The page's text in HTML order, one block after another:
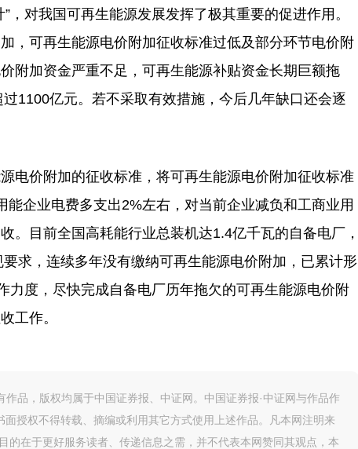
，对我国可再生能源发展发挥了极其重要的促进作用。
，可再生能源电价附加征收标准过低及部分环节电价附
附加资金严重不足，可再生能源补贴资金长期巨额拖
1100亿元。若不采取有效措施，今后几年缺口还会逐
价附加的征收标准，将可再生能源电价附加征收标准
企业电费多支出2%左右，对当前企业减负和工商业用
。目前全国高耗能行业总装机达1.4亿千瓦的自备电厂，
求，连续多年没有缴纳可再生能源电价附加，已累计形
力度，尽快完成自备电厂历年拖欠的可再生能源电价附
工作。
品，版权均属于中国证券报、中证网。中国证券报·中证网与作品作
授权不得转载、摘编或利用其它方式使用上述作品。凡本网注明来
的在于更好服务读者、传递信息之需，并不代表本网赞同其观点，本